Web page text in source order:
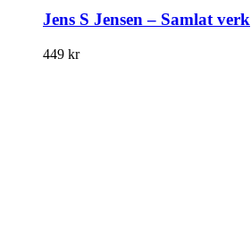
Jens S Jensen – Samlat verk
449 kr